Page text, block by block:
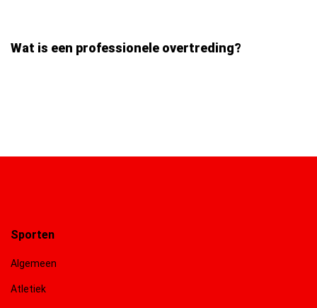
Wat is een professionele overtreding?
Sporten
Algemeen
Atletiek